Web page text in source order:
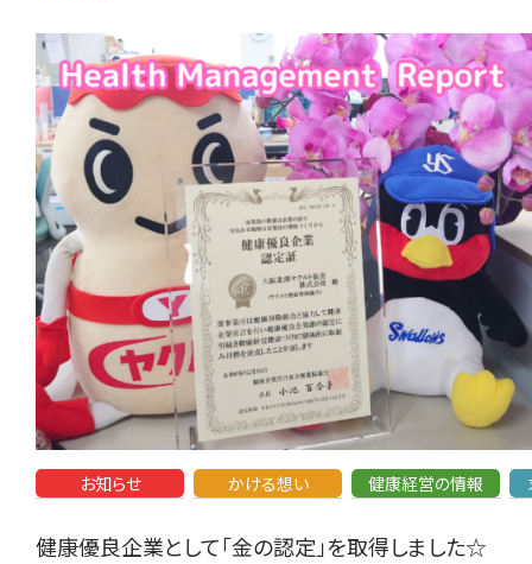
お知らせ かける想い 健康経営の情報
健康優良企業として「金の認定」を取得しました☆